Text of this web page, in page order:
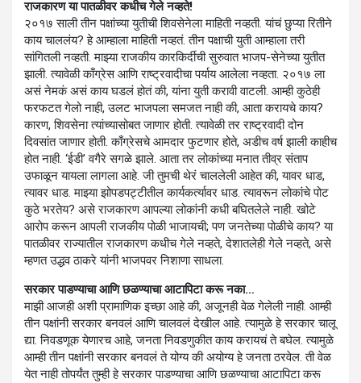
राजकारण या पातळीवर कधीच गेले नव्हते!
२०१७ साली तीन पक्षांच्या युतीची शिवसेनेला माहिती नव्हती. यांचं छुप्या रितीने
काय चाललंय? हे आम्हाला माहिती नव्हतं. तीन पक्षाची युती आम्हाला तरी
सांगितली नव्हती. माझ्या राजकीय कारकिर्दीची सुरुवात भाजप-सेनेच्या युतीत
झाली. त्यावेळी काँग्रेस आणि राष्ट्रवादीचा पर्याय आलेला नव्हता. २०१७ ला
असं नेमकं असं काय घडलं होतं की, यांना युती करावी वाटली. आम्ही कुठेही
फरफटत गेलो नाही, उलट भाजपला समजत नाही की, आता करायचे काय?
कारण, शिवसेना त्यांच्यासोबत जाणार होती. त्यावेळी तर राष्ट्रवादी दोन
दिवसांत जाणार होती. काँग्रेसचे आमदार फुटणार होते, अडीच वर्ष झाली काहीच
होत नाही. ‘ईडी’ वगैरे सगळे झाले. आता तर लोकांच्या मनात तीव्र संताप
उफाळून यायला लागला आहे. जी तुमची थेरं चाललेली आहेत की, यावर धाड,
त्यावर धाड. माझ्या झोपडपट्टीतील कार्यकर्त्यावर धाड. त्यावरून लोकांचे पोट
कुठे भरतेय? असे राजकारण आपल्या लोकांनी कधी बघितलेले नाही. खोटे
आरोप करून आपली राजकीय पोळी भाजायची; पण जनतेच्या पोळीचे काय? या
पातळीवर राज्यातील राजकारण कधीच गेले नव्हते, देशातलेही गेले नव्हते, असे
म्हणत उद्धव ठाकरे यांनी भाजपवर निशाणा साधला.
सरकार पाडण्याचा आणि छळण्याचा आटापिटा करू नका…
माझी आजही अशी प्रामाणिक इच्छा आहे की, अजूनही वेळ गेलेली नाही. आम्ही
तीन पक्षांनी सरकार बनवलं आणि चालवलं देखील आहे. त्यामुळे हे सरकार चालू
द्या. निवडणूक येणारच आहे, जनता निवडणुकीत काय करायचं ते बघेल. त्यामुळे
आम्ही तीन पक्षांनी सरकार बनवलं ते योग्य की अयोग्य हे जनता ठरवेल. ती वेळ
येत नाही तोपर्यंत तुम्ही हे सरकार पाडण्याचा आणि छळण्याचा आटापिटा करू